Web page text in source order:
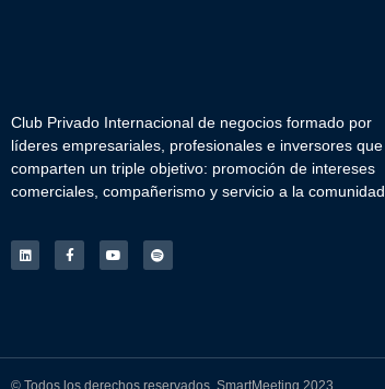
Club Privado Internacional de negocios formado por
líderes empresariales, profesionales e inversores que
comparten un triple objetivo: promoción de intereses
comerciales, compañerismo y servicio a la comunidad.
© Todos los derechos reservados. SmartMeeting 2023